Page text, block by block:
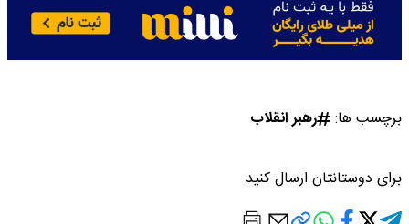
برچسب ها: رهبر انقلاب
برای دوستانتان ارسال کنید